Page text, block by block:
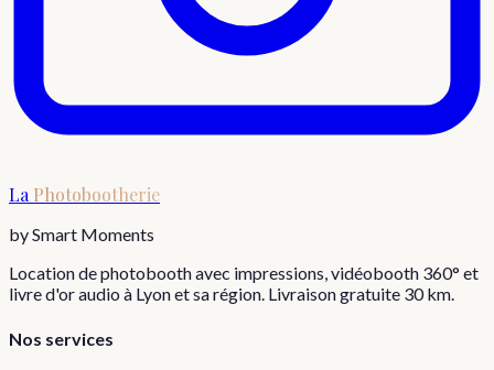
LaPhotobootherie
by Smart Moments
Location de photobooth avec impressions, vidéobooth 360° et
livre d'or audio à Lyon et sa région. Livraison gratuite 30 km.
Nos services